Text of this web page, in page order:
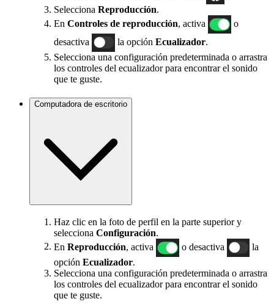
Selecciona Reproducción.
En Controles de reproducción, activa
o
desactiva
la opción Ecualizador.
Selecciona una configuración predeterminada o arrastra
los controles del ecualizador para encontrar el sonido
que te guste.
Computadora de escritorio
Haz clic en la foto de perfil en la parte superior y
selecciona Configuración.
En Reproducción , activa o desactiva
la
opción Ecualizador.
Selecciona una configuración predeterminada o arrastra
los controles del ecualizador para encontrar el sonido
que te guste.